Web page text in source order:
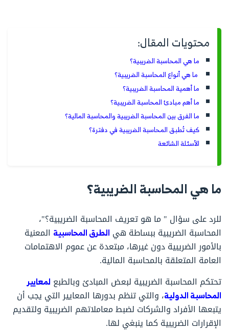
محتويات المقال:
ما هي المحاسبة الضريبية؟
ما هي أنواع المحاسبة الضريبية؟
ما أهمية المحاسبة الضريبية؟
ما أهم مبادئ المحاسبة الضريبية؟
ما الفرق بين المحاسبة الضريبية والمحاسبة المالية؟
كيف تُطبق المحاسبة الضريبية في دفترة؟
الأسئلة الشائعة
ما هي المحاسبة الضريبية؟
للرد على سؤال " ما هو تعريف المحاسبة الضريبية؟"،
المحاسبة الضريبية ببساطة هي الطرق المحاسبية المعنية
بالأمور الضريبية دون غيرها، مبتعدة عن عموم الاهتمامات
العامة المتعلقة بالمحاسبة المالية.
تحتكم المحاسبة الضريبية لبعض المبادئ وبالطبع لمعايير
المحاسبة الدولية، والتي تنظم بدورها المعايير التي يجب أن
يتبعها الأفراد والشركات لضبط معاملاتهم الضريبية ولتقديم
الإقرارات الضريبية كما ينبغي لها.